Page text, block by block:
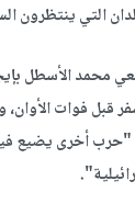
التي ينتظرون
محمد الأسطل
قبل فوات
"حرب أخرى يضيع